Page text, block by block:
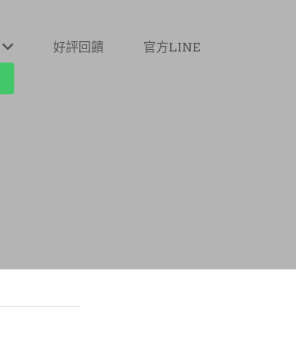
好評回饋 官方LINE